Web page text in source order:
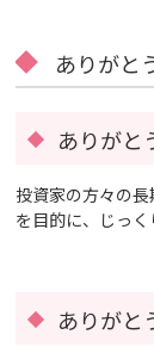
ありがと
ありがと
投資家の方々の
を目的に、じっく
ありがと